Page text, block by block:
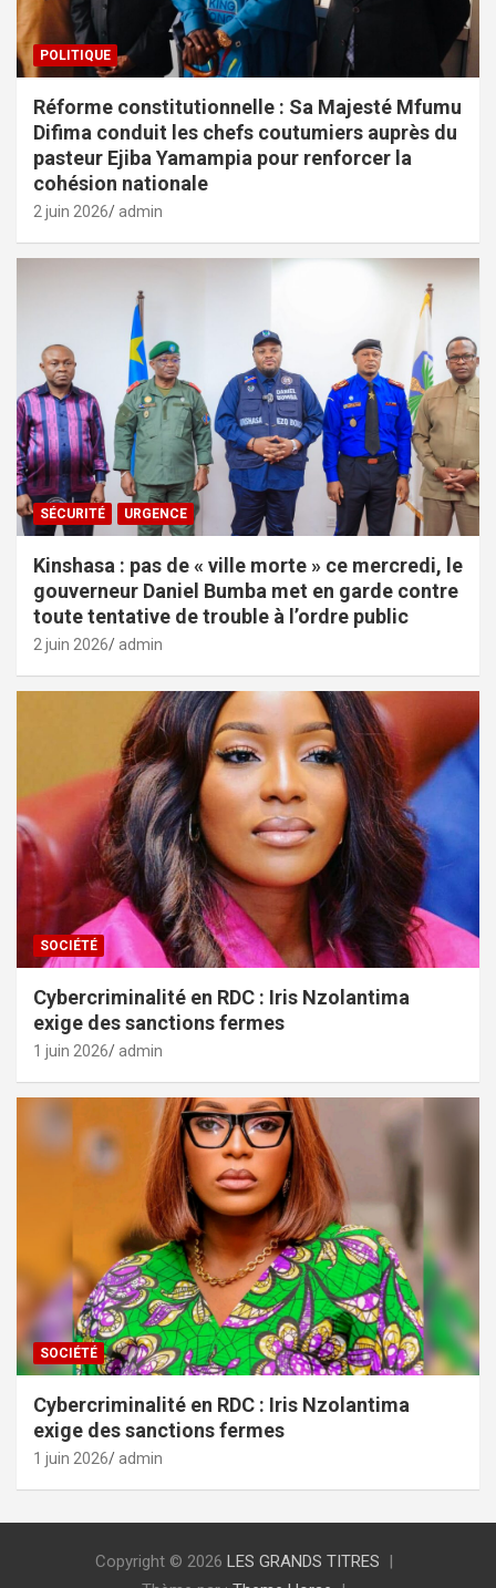
POLITIQUE
Réforme constitutionnelle : Sa Majesté Mfumu
Difima conduit les chefs coutumiers auprès du
pasteur Ejiba Yamampia pour renforcer la
cohésion nationale
2 juin 2026 admin
SÉCURITÉ URGENCE
Kinshasa : pas de « ville morte » ce mercredi, le
gouverneur Daniel Bumba met en garde contre
toute tentative de trouble à l’ordre public
2 juin 2026 admin
SOCIÉTÉ
Cybercriminalité en RDC : Iris Nzolantima
exige des sanctions fermes
1 juin 2026 admin
SOCIÉTÉ
Cybercriminalité en RDC : Iris Nzolantima
exige des sanctions fermes
1 juin 2026 admin
Copyright © 2026 LES GRANDS TITRES